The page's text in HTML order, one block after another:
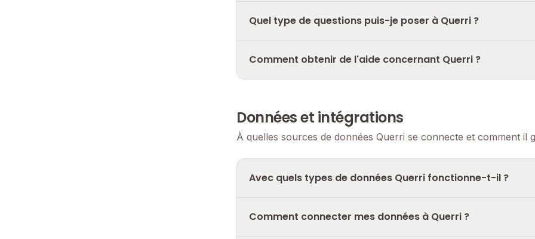
Quel type de questions puis-je poser à Querri ?
Comment obtenir de l'aide concernant Querri ?
Données et intégrations
À quelles sources de données Querri se connecte et comment il
Avec quels types de données Querri fonctionne-t-il ?
Comment connecter mes données à Querri ?